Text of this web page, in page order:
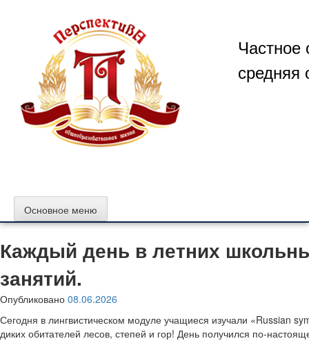
содержимому
Частное
средняя
Основное меню
Каждый день в летних
занятий.
Опубликовано 08.06.2026
Сегодня в лингвистическом модуле учащиеся изучали «Russian
диких обитателей лесов, степей и гор! День получился по-